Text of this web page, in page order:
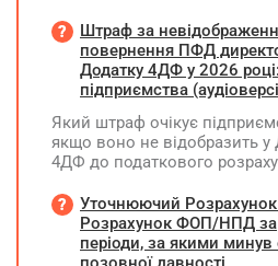
(єдиний податок, 3 група,
неплатник ПДВ). З 1 жовтня
року підприємство
загальну систему
прибуток). За результатами
діяльності у періоді
(під час перебування на
чистий прибуток, сума
нерозподіленого прибутку в
становить 18 млн грн.
Штраф за
повернення ПФД
Додатку 4ДФ у 2026
підприємства
Який штраф очікує
якщо воно не відобразить у
4ДФ до податкового
допомоги (ПФД) директору?
Уточнюючий
Розрахунок ФОП/НПД за
періоди, за якими минув